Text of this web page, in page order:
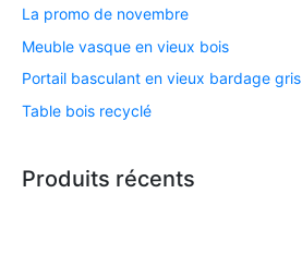
La promo de novembre
Meuble vasque en vieux bois
Portail basculant en vieux bardage gris
Table bois recyclé
Produits récents